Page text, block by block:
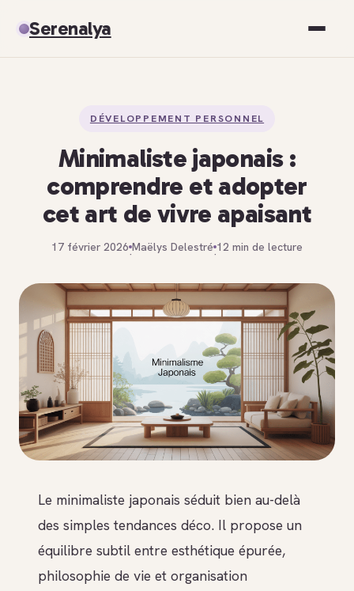
Serenalya
Spiritualité
Développement personnel
DÉVELOPPEMENT PERSONNEL
Minimaliste japonais :
comprendre et adopter
cet art de vivre apaisant
17 février 2026
·
Maëlys Delestré
·
12 min de lecture
Le minimaliste japonais séduit bien au-delà
des simples tendances déco. Il propose un
équilibre subtil entre esthétique épurée,
philosophie de vie et organisation